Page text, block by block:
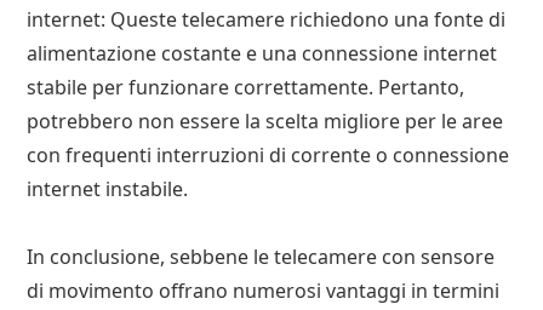
internet: Queste telecamere richiedono una fonte di
alimentazione costante e una connessione internet
stabile per funzionare correttamente. Pertanto,
potrebbero non essere la scelta migliore per le aree
con frequenti interruzioni di corrente o connessione
internet instabile.
In conclusione, sebbene le telecamere con sensore
di movimento offrano numerosi vantaggi in termini